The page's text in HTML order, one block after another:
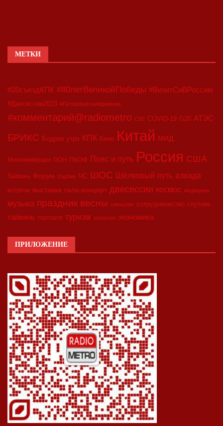
МЕТКИ
#20съездКПК #80летВеликойПобеды #ВизитСиВРоссию
#Двесессии2023 #Петербургскийдневник
#комментарий@radiometro CIIE COVID-19 G20 АТЭС
БРИКС Бодрое утро КПК Кино Китай МИД
Минкоммерции ООН ПМЭФ Пояс и путь Россия США
Тайвань Форум Харбин ЧС ШОС Шёлковый путь азиада
встреча выставка гала-концерт двесессии космос медицина
музыка праздник весны синьцзян сотрудничество спутник
тайвань торговля туризм экология экономика
ПРИЛОЖЕНИЕ